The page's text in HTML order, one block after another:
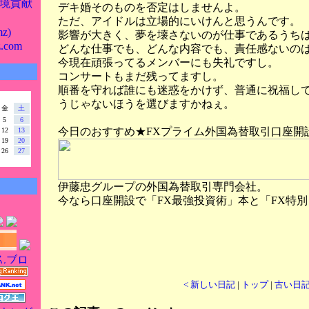
貢献
金
土
5
6
12
13
19
20
26
27
デキ婚そのものを否定はしませんよ。
ただ、アイドルは立場的にいけんと思うんです。
影響が大きく、夢を壊さないのが仕事であるうち
どんな仕事でも、どんな内容でも、責任感ないの
今現在頑張ってるメンバーにも失礼ですし。
コンサートもまだ残ってますし。
順番を守れば誰にも迷惑をかけず、普通に祝福し
うじゃないほうを選びますかねぇ。
今日のおすすめ★FXプライム外国為替取引口座開
伊藤忠グループの外国為替取引専門会社。
今なら口座開設で「FX最強投資術」本と「FX特
< 新しい日記| トップ| 古い日